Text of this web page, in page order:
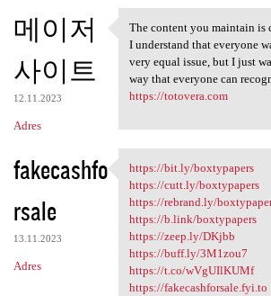
메이저
사이트
12.11.2023
Adres
The content you
The content you maintain is
I understand that everyone
very equal issue, but I just
way that everyone can
https://totovera.com
fakecashfo
rsale
13.11.2023
Adres
https://bit.ly/
https://bit.ly/boxtypapers
https://cutt.ly/boxtypapers
https://rebrand.ly/
https://b.link/boxtypapers
https://zeep.ly/DKjbb
https://buff.ly/3M1zou7
https://t.co/wVgUIlKUMf
https://fakecashforsale.fyi.to